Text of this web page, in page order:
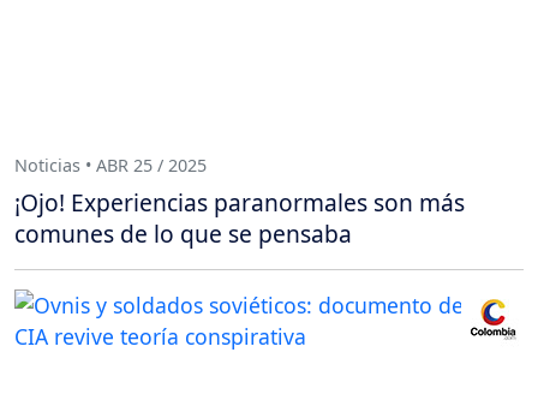
Noticias • ABR 25 / 2025
¡Ojo! Experiencias paranormales son más
comunes de lo que se pensaba